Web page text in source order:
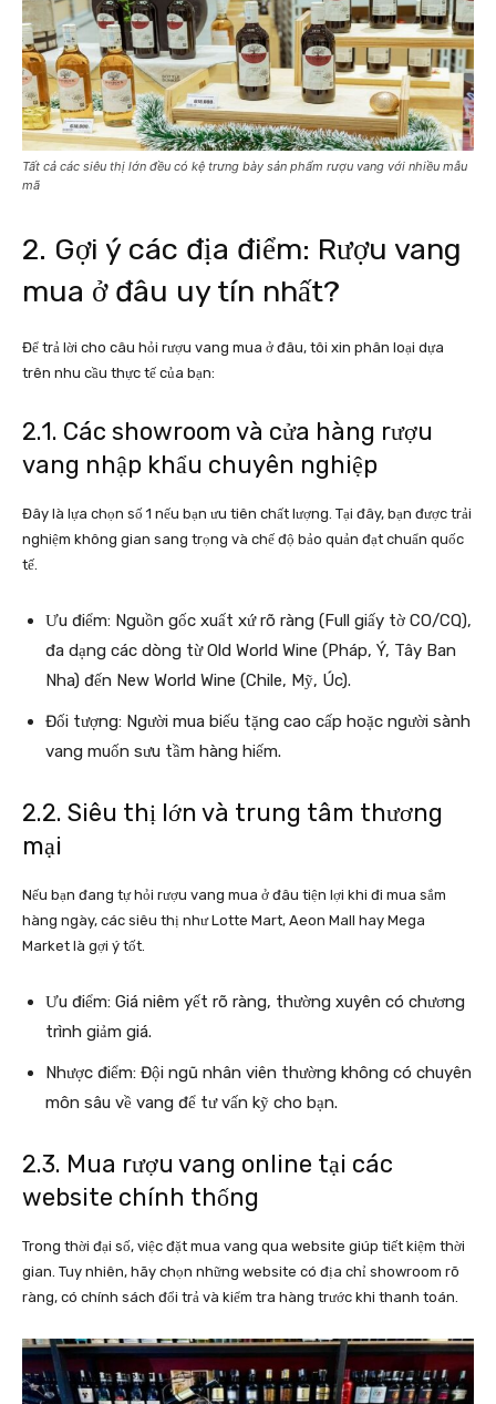
Tất cả các siêu thị lớn đều có kệ trưng bày sản phẩm rượu vang với nhiều mẫu
mã
2. Gợi ý các địa điểm: Rượu vang
mua ở đâu uy tín nhất?
Để trả lời cho câu hỏi rượu vang mua ở đâu, tôi xin phân loại dựa
trên nhu cầu thực tế của bạn:
2.1. Các showroom và cửa hàng rượu
vang nhập khẩu chuyên nghiệp
Đây là lựa chọn số 1 nếu bạn ưu tiên chất lượng. Tại đây, bạn được trải
nghiệm không gian sang trọng và chế độ bảo quản đạt chuẩn quốc
tế.
Ưu điểm: Nguồn gốc xuất xứ rõ ràng (Full giấy tờ CO/CQ),
đa dạng các dòng từ Old World Wine (Pháp, Ý, Tây Ban
Nha) đến New World Wine (Chile, Mỹ, Úc).
Đối tượng: Người mua biếu tặng cao cấp hoặc người sành
vang muốn sưu tầm hàng hiếm.
2.2. Siêu thị lớn và trung tâm thương
mại
Nếu bạn đang tự hỏi rượu vang mua ở đâu tiện lợi khi đi mua sắm
hàng ngày, các siêu thị như Lotte Mart, Aeon Mall hay Mega
Market là gợi ý tốt.
Ưu điểm: Giá niêm yết rõ ràng, thường xuyên có chương
trình giảm giá.
Nhược điểm: Đội ngũ nhân viên thường không có chuyên
môn sâu về vang để tư vấn kỹ cho bạn.
2.3. Mua rượu vang online tại các
website chính thống
Trong thời đại số, việc đặt mua vang qua website giúp tiết kiệm thời
gian. Tuy nhiên, hãy chọn những website có địa chỉ showroom rõ
ràng, có chính sách đổi trả và kiểm tra hàng trước khi thanh toán.